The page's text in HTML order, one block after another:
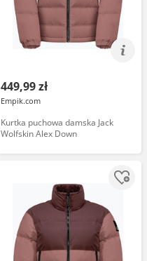
449,99 zł
Empik.com
Kurtka puchowa damska Jack
Wolfskin Alex Down